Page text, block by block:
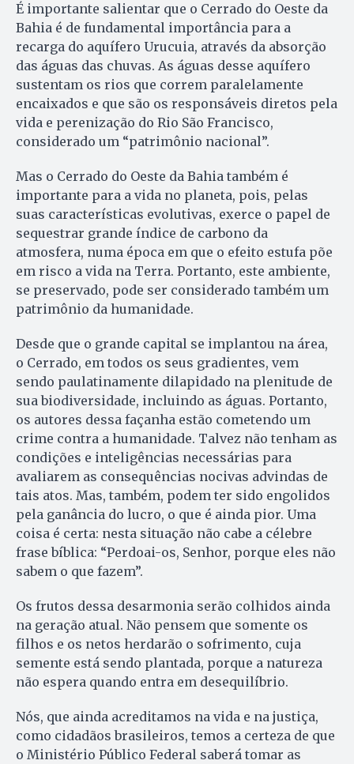
É importante salientar que o Cerrado do Oeste da
Bahia é de fundamental importância para a
recarga do aquífero Urucuia, através da absorção
das águas das chuvas. As águas desse aquífero
sustentam os rios que correm paralelamente
encaixados e que são os responsáveis diretos pela
vida e perenização do Rio São Francisco,
considerado um “patrimônio nacional”.
Mas o Cerrado do Oeste da Bahia também é
importante para a vida no planeta, pois, pelas
suas características evolutivas, exerce o papel de
sequestrar grande índice de carbono da
atmosfera, numa época em que o efeito estufa põe
em risco a vida na Terra. Portanto, este ambiente,
se preservado, pode ser considerado também um
patrimônio da humanidade.
Desde que o grande capital se implantou na área,
o Cerrado, em todos os seus gradientes, vem
sendo paulatinamente dilapidado na plenitude de
sua biodiversidade, incluindo as águas. Portanto,
os autores dessa façanha estão cometendo um
crime contra a humanidade. Talvez não tenham as
condições e inteligências necessárias para
avaliarem as consequências nocivas advindas de
tais atos. Mas, também, podem ter sido engolidos
pela ganância do lucro, o que é ainda pior. Uma
coisa é certa: nesta situação não cabe a célebre
frase bíblica: “Perdoai-os, Senhor, porque eles não
sabem o que fazem”.
Os frutos dessa desarmonia serão colhidos ainda
na geração atual. Não pensem que somente os
filhos e os netos herdarão o sofrimento, cuja
semente está sendo plantada, porque a natureza
não espera quando entra em desequilíbrio.
Nós, que ainda acreditamos na vida e na justiça,
como cidadãos brasileiros, temos a certeza de que
o Ministério Público Federal saberá tomar as